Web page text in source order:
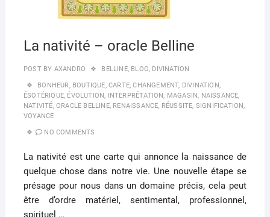
La nativité – oracle Belline
POST BY AXANDRO BELLINE, BLOG, DIVINATION
BONHEUR, BOUTIQUE, CARTE,CHANGEMENT, DIVINATION,
ÉSOTÉRIQUE, ÉVOLUTION, INTERPRÉTATION, MAGASIN, NAISSANCE,
NATIVITÉ, ORACLE BELLINE, RENAISSANCE, RÉUSSITE, SIGNIFICATION,
VOYANCE
NO COMMENTS
La nativité est une carte qui annonce la naissance de
quelque chose dans notre vie. Une nouvelle étape se
présage pour nous dans un domaine précis, cela peut
être d’ordre matériel, sentimental, professionnel,